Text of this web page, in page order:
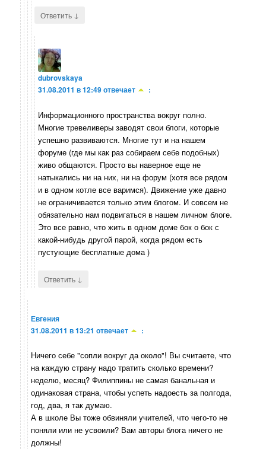
Ответить ↓
dubrovskaya
31.08.2011 в 12:49отвечает :
Информационного пространства вокруг полно.
Многие тревеливеры заводят свои блоги, которые
успешно развиваются. Многие тут и на нашем
форуме (где мы как раз собираем себе подобных)
живо общаются. Просто вы наверное еще не
натыкались ни на них, ни на форум (хотя все рядом
и в одном котле все варимся). Движение уже давно
не ограничивается только этим блогом. И совсем не
обязательно нам подвигаться в нашем личном блоге.
Это все равно, что жить в одном доме бок о бок с
какой-нибудь другой парой, когда рядом есть
пустующие бесплатные дома )
Ответить ↓
Евгения
31.08.2011 в 13:21 отвечает :
Ничего себе "сопли вокруг да около"! Вы считаете, что
на каждую страну надо тратить сколько времени?
неделю, месяц? Филиппины не самая банальная и
одинаковая страна, чтобы успеть надоесть за полгода,
год, два, я так думаю.
А в школе Вы тоже обвиняли учителей, что чего-то не
поняли или не усвоили? Вам авторы блога ничего не
должны!